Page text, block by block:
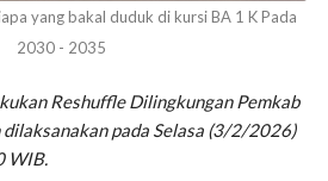
yang bakal duduk di kursi BA 1 K Pada
2030 - 2035
Reshuffle Dilingkungan Pemkab
pada Selasa (3/2/2026)
WIB.